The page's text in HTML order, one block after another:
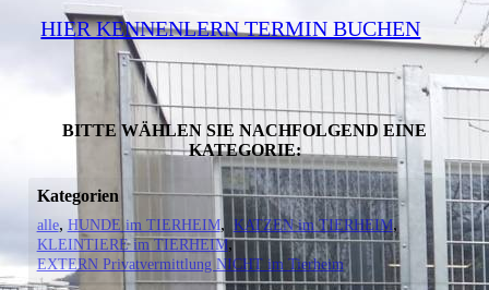
HIER KENNENLERN TERMIN BUCHEN
BITTE WÄHLEN SIE NACHFOLGEND EINE
KATEGORIE:
Kategorien
alle HUNDE im TIERHEIM
KATZEN im TIERHEIM
KLEINTIERE im TIERHEIM
EXTERN Privatvermittlung NICHT im Tierheim